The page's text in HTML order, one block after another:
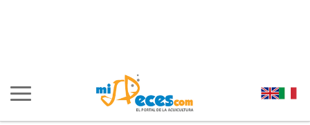
Mostrar/ocultar navegación principal